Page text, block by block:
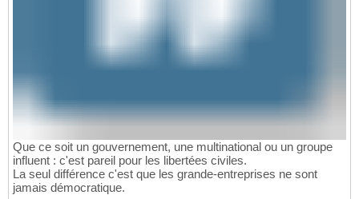
Que ce soit un gouvernement, une multinational ou un groupe
influent : c'est pareil pour les libertées civiles.
La seul différence c'est que les grande-entreprises ne sont
jamais démocratique.